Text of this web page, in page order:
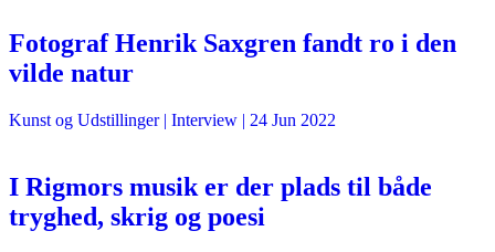
Fotograf Henrik Saxgren fandt ro i den
vilde natur
Kunst og Udstillinger| Interview | 24 Jun 2022
I Rigmors musik er der plads til både
tryghed, skrig og poesi